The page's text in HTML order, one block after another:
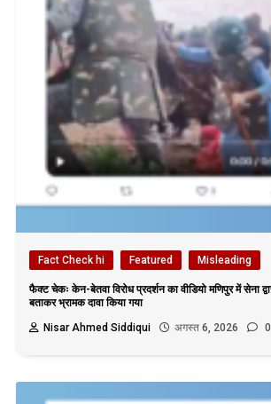
Fact Check hi Featured Misleading
फैक्ट चेकः केन-बेतवा विरोध प्रदर्शन का वीडियो मणिपुर में सेना
बताकर भ्रामक दावा किया गया
Nisar Ahmed Siddiqui
अगस्त 6, 2026 0